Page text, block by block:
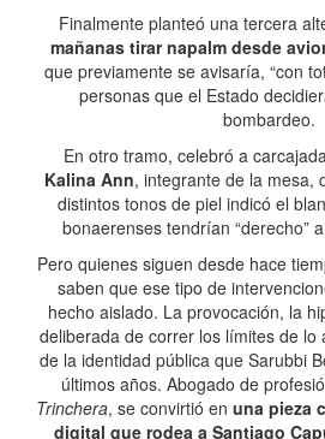
Finalmente planteó una tercera
mañanas tirar napalm desde
que previamente se avisaría, “con
personas que el Estado
bombardeo.
En otro tramo, celebró a
Kalina Ann, integrante de la mesa,
distintos tonos de piel indicó el
bonaerenses tendrían “derecho”
Pero quienes siguen desde hace
saben que ese tipo de
hecho aislado. La provocación, la
deliberada de correr los límites de lo
de la identidad pública que Sarubbi
últimos años. Abogado de
Trinchera, se convirtió en una pieza
digital que rodea a Santiago